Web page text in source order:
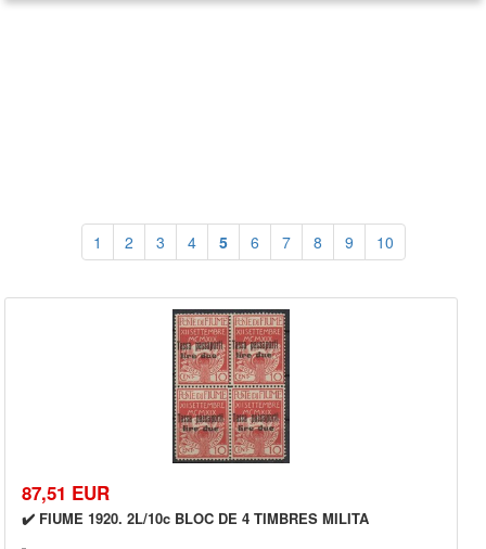
1 2 3 4 5 6 7 8 9 10
87,51 EUR
✔️ FIUME 1920. 2L/10c BLOC DE 4 TIMBRES MILITA